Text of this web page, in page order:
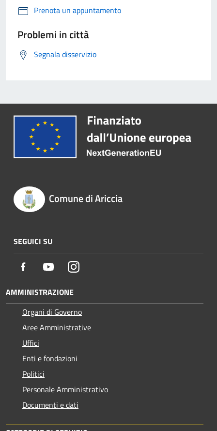
Prenota un appuntamento
Problemi in città
Segnala disservizio
Comune di Ariccia
SEGUICI SU
Facebook YoutubeInstagram
AMMINISTRAZIONE
Organi di Governo
Aree Amministrative
Uffici
Enti e fondazioni
Politici
Personale Amministrativo
Documenti e dati